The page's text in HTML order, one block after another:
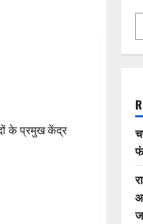
के प्रमुख केंद्र